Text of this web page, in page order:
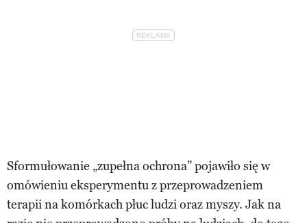
Sformułowanie „zupełna ochrona” pojawiło się w
omówieniu eksperymentu z przeprowadzeniem
terapii na komórkach płuc ludzi oraz myszy. Jak na